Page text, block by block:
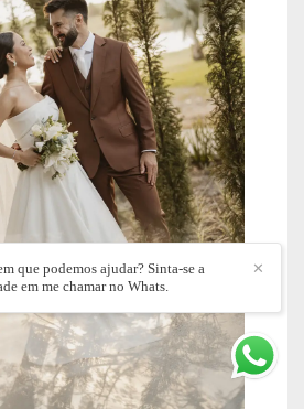
✕
que podemos ajudar? Sinta-se a
em me chamar no Whats.